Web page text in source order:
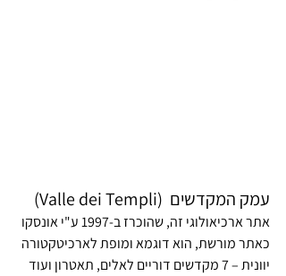
עמק המקדשים  (Valle dei Templi)
אתר ארכיאולוגי זה, שהוכרז ב-1997 ע"י אונסקו
כאתר מורשת, הוא דוגמא ומופת לארכיטקטורה
יוונית – 7 מקדשים דוריים לאלים, תאטרון ועוד